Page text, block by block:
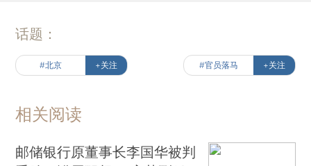
话题：
#北京 +关注 #官员落马 +关注
相关阅读
邮储银行原董事长李国华被判